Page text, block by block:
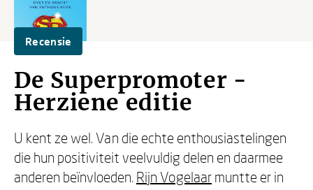
Recensie
De Superpromoter -
Herziene editie
U kent ze wel. Van die echte enthousiastelingen
die hun positiviteit veelvuldig delen en daarmee
anderen beïnvloeden. Rijn Vogelaar muntte er in